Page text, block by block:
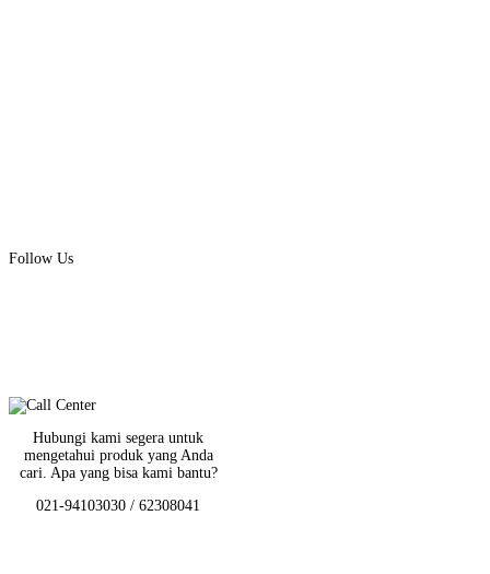
Follow Us
Hubungi kami segera untuk
mengetahui produk yang Anda
cari. Apa yang bisa kami bantu?
021-94103030 / 62308041